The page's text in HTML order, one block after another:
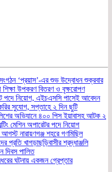
‘প্রয়াস’-এর শুভ উদ্বোধন শুক্রবার
উপকরণ বিতরণ ও বৃক্ষরোপণ
পদে নিয়োগ, এইচএসসি পাসেই আবেদন
সুযোগ, সপ্তাহে ২ দিন ছুটি
অভিযানে ৪০০ পিস ইয়াবাসহ আটক ২
মেশিন অপারেটর পদে নিয়োগ
আগস্ট নারায়ণগঞ্জ শহরে গণমিছিল
প্রতি খাগড়াছড়িবাসীর শ্রদ্ধাঞ্জলি
দিবস পালিত
ঘটনায় একজন গ্রেপ্তার